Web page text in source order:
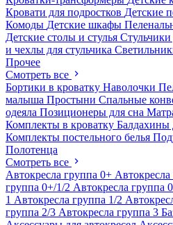
Кровати для подростков Детские
Комоды Детские шкафы
Детские столы и стулья
и чехлы для стульчика
Прочее
Смотреть все
Бортики в кроватку Наволочки
малыша Простыни Спальные
одеяла Позиционеры для сна
Комплекты в кроватку Балдахины
Комплекты постельного белья
Полотенца
Смотреть все
Автокресла группа 0+ Автокресла
группа 0+/1/2 Автокресла группа
1 Автокресла группа 1/2
группа 2/3 Автокресла группа 3